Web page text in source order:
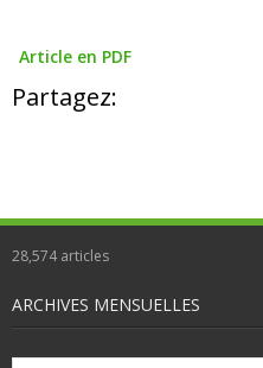
Article en PDF
Partagez:
28,574articles
ARCHIVES MENSUELLES
Archives